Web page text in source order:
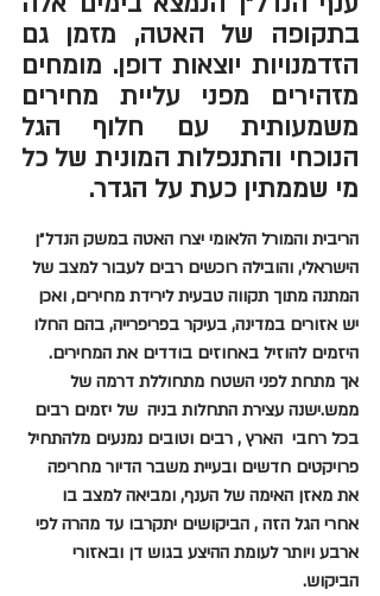
מי שממתין כעת על הגדר.
הריבית והמורל הלאומי יצרו האטה במשק הנדל״ן
הישראלי, והובילה רוכשים רבים לעבור למצב של
המתנה מתוך תקווה טבעית לירידת מחירים, ואכן
יש אזורים במדינה, בעיקר בפריפרייה, בהם החלו
היזמים להוזיל באחוזים בודדים את המחירים.
אך מתחת לפני השטח מתחוללת דרמה של
ממש.ישנה עצירת התחלות בניה  של יזמים רבים
בכל רחבי  הארץ , רבים וטובים נמנעים מלהתחיל
פרויקטים חדשים ובעיית משבר הדיור מחריפה
את מאזן האימה של הענף, ומביאה למצב בו
אחרי הגל הזה , הביקושים יתקרבו עד מהרה לפי
ארבע ויותר לעומת ההיצע בגוש דן ובאזורי
הביקוש.